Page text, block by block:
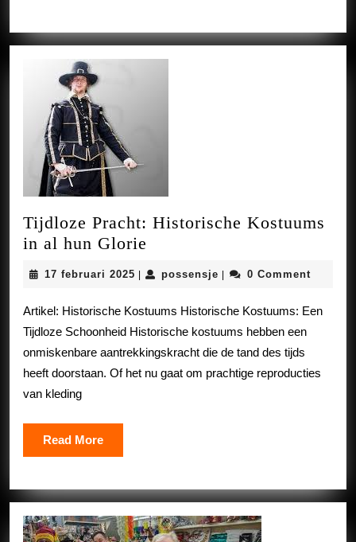
Tijdloze Pracht: Historische Kostuums
in al hun Glorie
Historische
Kostuums
in
al
hun
17 februari 2025 17
| possensje possensje
| 0 Comment
Artikel: Historische Kostuums Historische Kostuums: Een
Tijdloze Schoonheid Historische kostuums hebben een
onmiskenbare aantrekkingskracht die de tand des tijds
heeft doorstaan. Of het nu gaat om prachtige reproducties
van kleding
Read MoreRead
More